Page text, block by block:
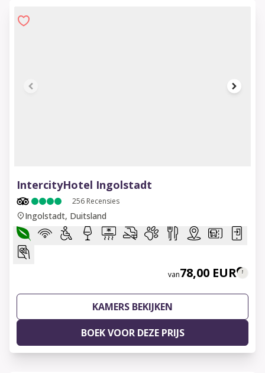
IntercityHotel Ingolstadt
256 Recensies
Ingolstadt, Duitsland
van78,00 EUR
KAMERS BEKIJKEN
BOEK VOOR DEZE PRIJS